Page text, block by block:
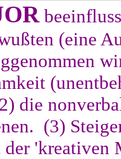
(eine
die
(3)
'kreativen